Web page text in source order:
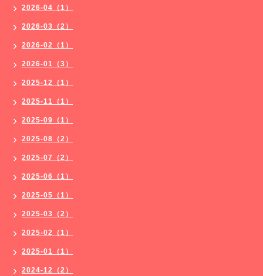
2026-04（1）
2026-03（2）
2026-02（1）
2026-01（3）
2025-12（1）
2025-11（1）
2025-09（1）
2025-08（2）
2025-07（2）
2025-06（1）
2025-05（1）
2025-03（2）
2025-02（1）
2025-01（1）
2024-12（2）